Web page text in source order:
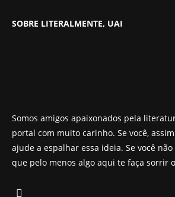
SOBRE LITERALMENTE, UAI
Somos amigos apaixonados pela
portal com muito carinho. Se você,
ajude a espalhar essa ideia. Se você
que pelo menos algo aqui te faça sorrir